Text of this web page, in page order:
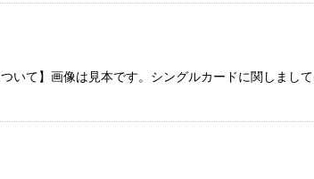
いて】画像は見本です。シングルカードに関しまし